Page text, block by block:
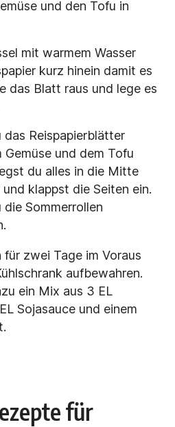
und den Tofu in
mit warmem Wasser
kurz hinein damit es
das Blatt raus und lege es
Reispapierblätter
und dem Tofu
du alles in die Mitte
und klappst die Seiten ein.
Sommerrollen
zwei Tage im Voraus
aufbewahren.
ein Mix aus 3 EL
Sojasauce und einem
für